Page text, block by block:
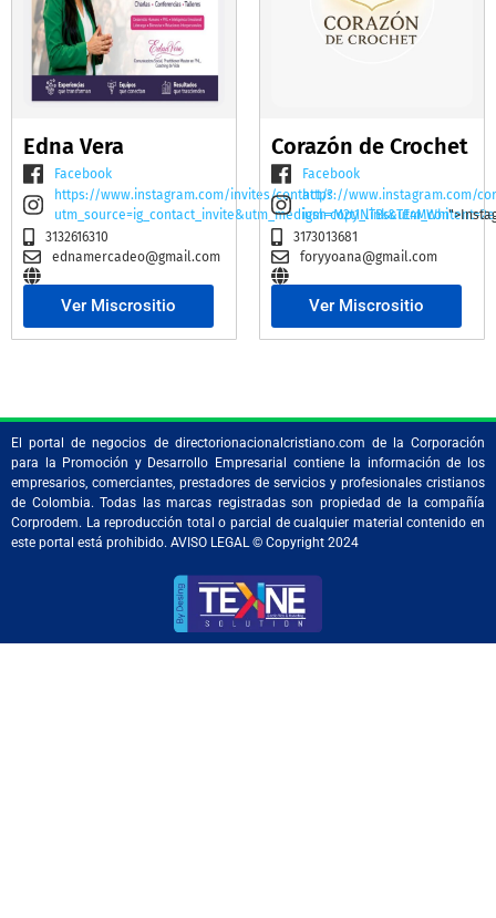
Edna Vera
Facebook
https://www.instagram.com/invites/contact/?
3132616310
ednamercadeo@gmail.com
Ver Miscrositio
Corazón de Crochet
Facebook
https://www.instagram.com/
igsh=M2t1NTBscTE4MWhi
3173013681
foryyoana@gmail.com
Ver Miscrositio
El portal de negocios de directorionacionalcristiano.com de la Corporación
para la Promoción y Desarrollo Empresarial contiene la información de los
empresarios, comerciantes, prestadores de servicios y profesionales cristianos
de Colombia. Todas las marcas registradas son propiedad de la compañía
Corprodem. La reproducción total o parcial de cualquier material contenido en
este portal está prohibido. AVISO LEGAL © Copyright 2024